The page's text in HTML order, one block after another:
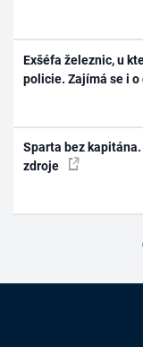
Exšéfa železnic, u
policie. Zajímá se i
Sparta bez
zdroje